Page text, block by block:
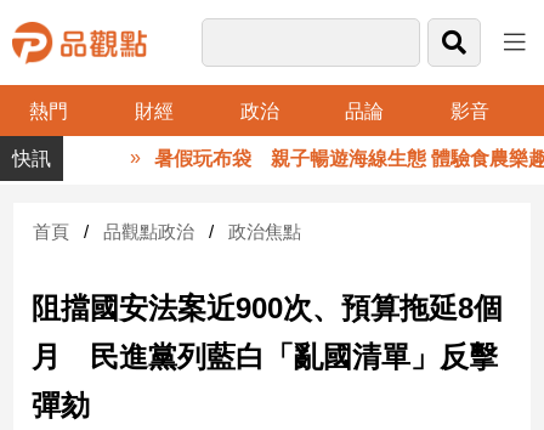
熱門 財經 政治 品論 影音
品
觀
財
台
財
經
新
暑假玩布袋 親子暢遊海線生態 體驗食農樂趣
首頁 品觀點政治 政治焦點
阻擋國安法案近900次、預算拖延8個
月 民進黨列藍白「亂國清單」反擊
彈劾